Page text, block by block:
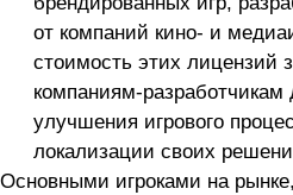
от компаний кино- и
стоимость этих лицензий
компаниям-разработчикам
улучшения игрового
локализации своих
Основными игроками на